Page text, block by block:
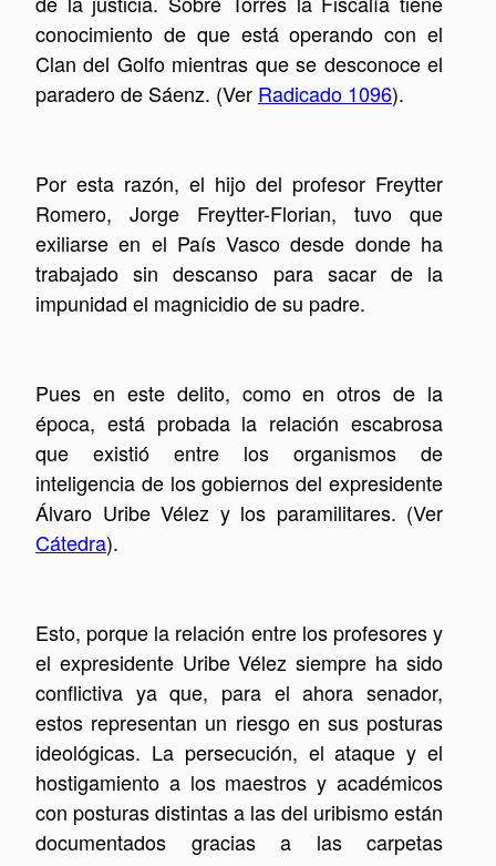
conocimiento de que está operando con el
Clan del Golfo mientras que se desconoce el
paradero de Sáenz. (Ver Radicado 1096).
Por esta razón, el hijo del profesor Freytter
Romero, Jorge Freytter-Florian, tuvo que
exiliarse en el País Vasco desde donde ha
trabajado sin descanso para sacar de la
impunidad el magnicidio de su padre.
Pues en este delito, como en otros de la
época, está probada la relación escabrosa
que existió entre los organismos de
inteligencia de los gobiernos del expresidente
Álvaro Uribe Vélez y los paramilitares. (Ver
Cátedra).
Esto, porque la relación entre los profesores y
el expresidente Uribe Vélez siempre ha sido
conflictiva ya que, para el ahora senador,
estos representan un riesgo en sus posturas
ideológicas. La persecución, el ataque y el
hostigamiento a los maestros y académicos
con posturas distintas a las del uribismo están
documentados gracias a las carpetas